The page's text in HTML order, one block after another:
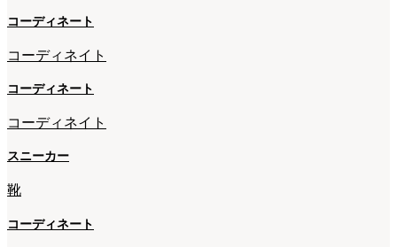
コーディネート
コーディネイト
コーディネート
コーディネイト
スニーカー
靴
コーディネート